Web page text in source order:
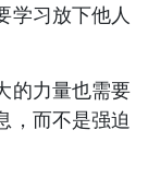
学习放下他人
的力量也需要
，而不是强迫